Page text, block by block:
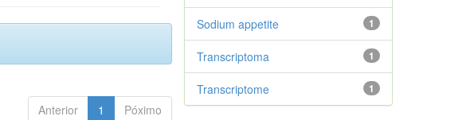
Anterior 1 Póximo
1
Sodium appetite
1
Transcriptoma
1
Transcriptome